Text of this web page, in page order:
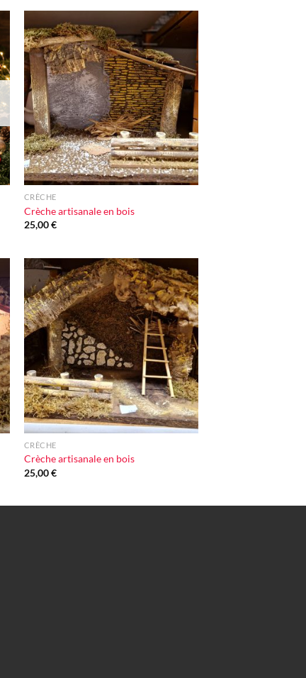
Ajouter
à la liste
d'envie
+
CRÈCHE
Crèche artisanale en bois
25,00€
Ajouter
à la liste
d'envie
+
CRÈCHE
Crèche artisanale en bois
25,00€